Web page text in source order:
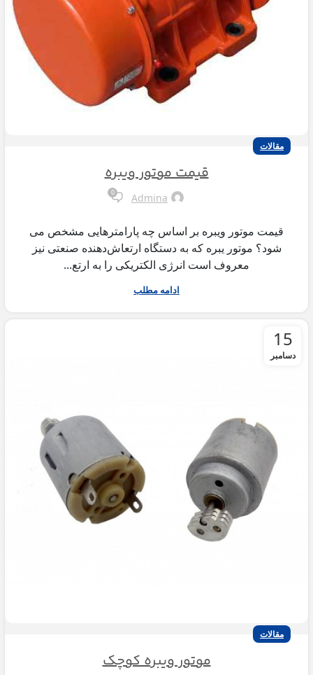
مقالات
قیمت موتور ویبره
Admina
0
قیمت موتور ویبره بر اساس چه پارامترهایی مشخص می
شود؟ موتور یبره که به دستگاه ارتعاش‌دهنده صنعتی نیز
معروف است انرژی الکتریکی را به ارتع...
ادامه مطلب
15
دسامبر
مقالات
موتور ویبره کوچک